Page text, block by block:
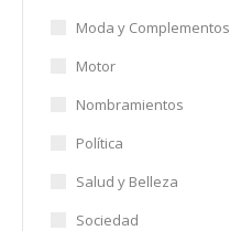
Moda y Complementos
Motor
Nombramientos
Política
Salud y Belleza
Sociedad